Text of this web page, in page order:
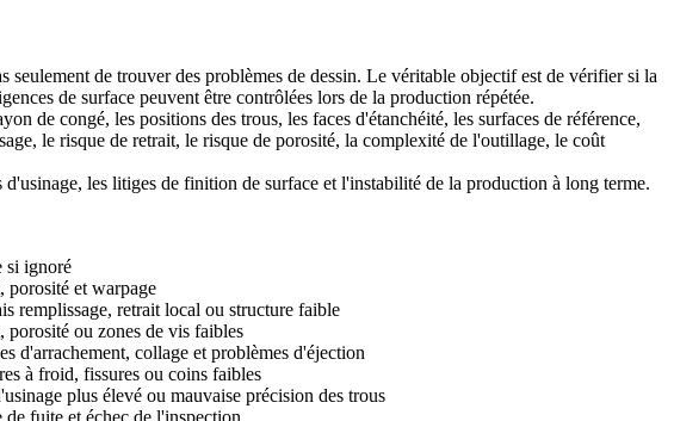
de trouver des problèmes de dessin. Le véritable objectif est de vérifier si la
de surface peuvent être contrôlées lors de la production répétée.
de congé, les positions des trous, les faces d'étanchéité, les surfaces de référence,
le risque de retrait, le risque de porosité, la complexité de l'outillage, le coût
les litiges de finition de surface et l'instabilité de la production à long terme.
si ignoré
porosité et warpage
remplissage, retrait local ou structure faible
porosité ou zones de vis faibles
d'arrachement, collage et problèmes d'éjection
à froid, fissures ou coins faibles
plus élevé ou mauvaise précision des trous